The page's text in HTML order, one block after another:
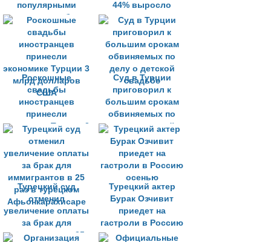
популярными
«полу-свадьбы»
44% выросло
число разводов
среди пожилых
людей
Роскошные
свадьбы
иностранцев
принесли
экономике Турции 3
млрд долларов
США
Суд в Турции
приговорил к
большим срокам
обвиняемых по
делу о детской
свадьбе
Турецкий суд
отменил
увеличение оплаты
за брак для
иммигрантов в 25
Турецкий актер
Бурак Озчивит
приедет на
гастроли в Россию
осенью